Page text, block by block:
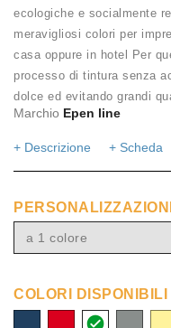
ecologiche e socialmente
meravigliosi colori per
casa oppure in hotel Per
processo di tintura senza
dolce ed evitando grandi
Marchio Epen line
+ Descrizione + Scheda
a 1 colore
COLORI DISPONIBILI
bianco